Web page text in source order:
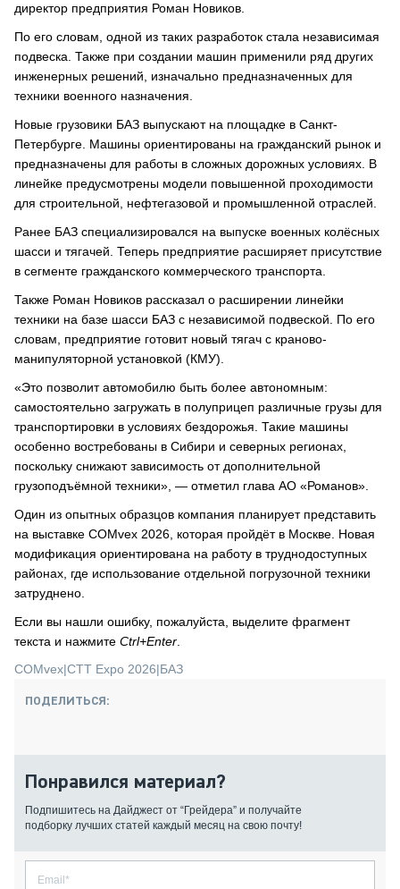
директор предприятия Роман Новиков.
По его словам, одной из таких разработок стала независимая
подвеска. Также при создании машин применили ряд других
инженерных решений, изначально предназначенных для
техники военного назначения.
Новые грузовики БАЗ выпускают на площадке в Санкт-
Петербурге. Машины ориентированы на гражданский рынок и
предназначены для работы в сложных дорожных условиях. В
линейке предусмотрены модели повышенной проходимости
для строительной, нефтегазовой и промышленной отраслей.
Ранее БАЗ специализировался на выпуске военных колёсных
шасси и тягачей. Теперь предприятие расширяет присутствие
в сегменте гражданского коммерческого транспорта.
Также Роман Новиков рассказал о расширении линейки
техники на базе шасси БАЗ с независимой подвеской. По его
словам, предприятие готовит новый тягач с краново-
манипуляторной установкой (КМУ).
«Это позволит автомобилю быть более автономным:
самостоятельно загружать в полуприцеп различные грузы для
транспортировки в условиях бездорожья. Такие машины
особенно востребованы в Сибири и северных регионах,
поскольку снижают зависимость от дополнительной
грузоподъёмной техники», — отметил глава АО «Романов».
Один из опытных образцов компания планирует представить
на выставке COMvex 2026, которая пройдёт в Москве. Новая
модификация ориентирована на работу в труднодоступных
районах, где использование отдельной погрузочной техники
затруднено.
Если вы нашли ошибку, пожалуйста, выделите фрагмент
текста и нажмите Ctrl+Enter
COMvex|CTT Expo 2026|БАЗ
ПОДЕЛИТЬСЯ:
Понравился материал?
Подпишитесь на Дайджест от “Грейдера” и получайте
подборку лучших статей каждый месяц на свою почту!